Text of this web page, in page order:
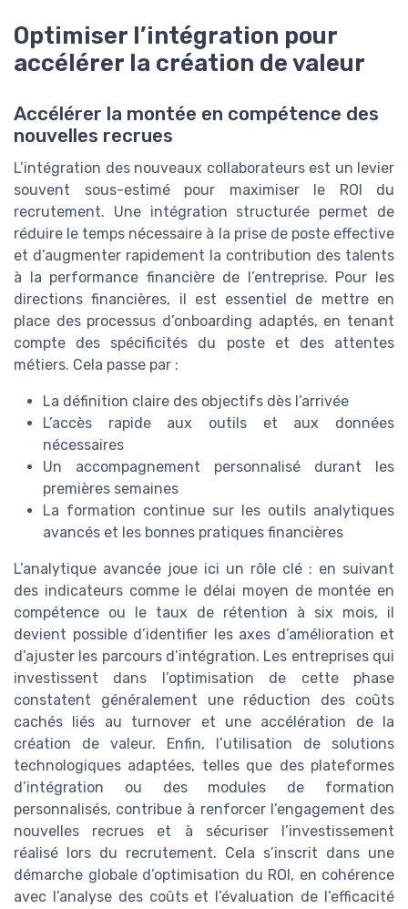
Optimiser l’intégration pour
accélérer la création de valeur
Accélérer la montée en compétence des
nouvelles recrues
L’intégration des nouveaux collaborateurs est un levier
souvent sous-estimé pour maximiser le ROI du
recrutement. Une intégration structurée permet de
réduire le temps nécessaire à la prise de poste effective
et d’augmenter rapidement la contribution des talents
à la performance financière de l’entreprise. Pour les
directions financières, il est essentiel de mettre en
place des processus d’onboarding adaptés, en tenant
compte des spécificités du poste et des attentes
métiers. Cela passe par :
La définition claire des objectifs dès l’arrivée
L’accès rapide aux outils et aux données
nécessaires
Un accompagnement personnalisé durant les
premières semaines
La formation continue sur les outils analytiques
avancés et les bonnes pratiques financières
L’analytique avancée joue ici un rôle clé : en suivant
des indicateurs comme le délai moyen de montée en
compétence ou le taux de rétention à six mois, il
devient possible d’identifier les axes d’amélioration et
d’ajuster les parcours d’intégration. Les entreprises qui
investissent dans l’optimisation de cette phase
constatent généralement une réduction des coûts
cachés liés au turnover et une accélération de la
création de valeur. Enfin, l’utilisation de solutions
technologiques adaptées, telles que des plateformes
d’intégration ou des modules de formation
personnalisés, contribue à renforcer l’engagement des
nouvelles recrues et à sécuriser l’investissement
réalisé lors du recrutement. Cela s’inscrit dans une
démarche globale d’optimisation du ROI, en cohérence
avec l’analyse des coûts et l’évaluation de l’efficacité